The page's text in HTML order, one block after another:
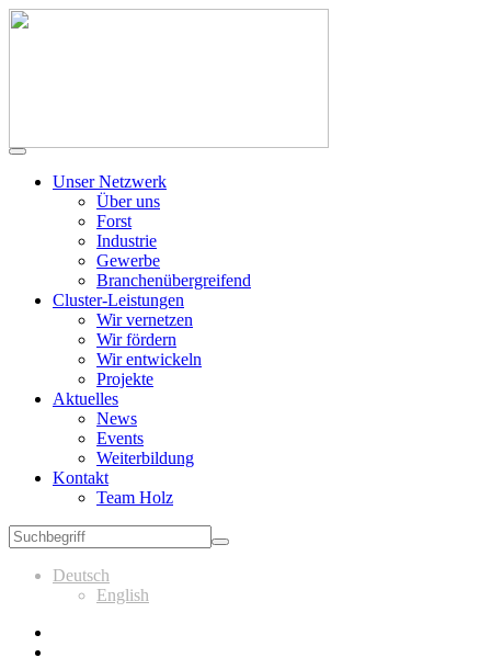
Unser Netzwerk
Über uns
Forst
Industrie
Gewerbe
Branchenübergreifend
Cluster-Leistungen
Wir vernetzen
Wir fördern
Wir entwickeln
Projekte
Aktuelles
News
Events
Weiterbildung
Kontakt
Team Holz
Deutsch
English